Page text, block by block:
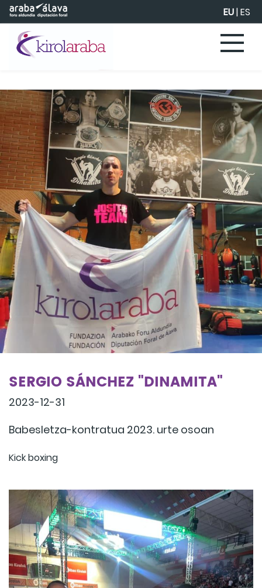
Eduki nagusira joan EU|ES
SERGIO SÁNCHEZ "DINAMITA"
2023-12-31
Babesletza-kontratua 2023. urte osoan
Kick boxing